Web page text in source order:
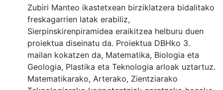
Zubiri Manteo ikastetxean birziklatzera bidalitako
freskagarrien latak erabiliz,
Sierpinskirenpiramidea eraikitzea helburu duen
proiektua diseinatu da. Proiektua DBHko 3.
mailan kokatzen da, Matematika, Biologia eta
Geologia, Plastika eta Teknologia arloak uztartuz.
Matematikarako, Arterako, Zientziarako